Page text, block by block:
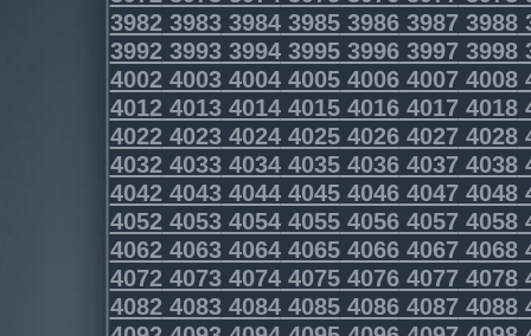
3982398339843985398639873988
3992399339943995399639973998
4002400340044005400640074008
4012401340144015401640174018
4022402340244025402640274028
4032403340344035403640374038
4042404340444045404640474048
4052405340544055405640574058
4062406340644065406640674068
4072407340744075407640774078
4082408340844085408640874088